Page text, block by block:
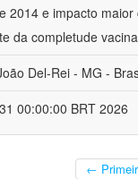
e impacto
da completude
Del-Rei - MG -
00:00:00 BRT 2026
←